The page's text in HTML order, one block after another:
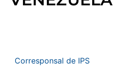
Corresponsal de IPS